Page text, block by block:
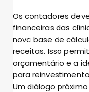
Os contadores
financeiras das
nova base de
receitas. Isso
orçamentário e a
para
Um diálogo